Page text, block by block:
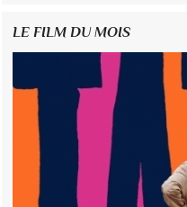
LE FILM DU MOIS